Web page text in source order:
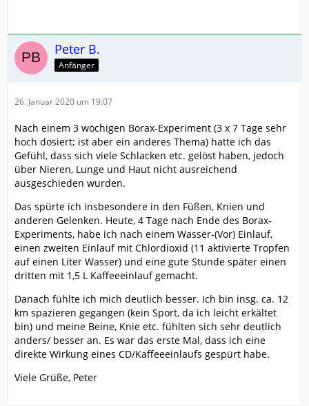
Peter B.
Anfänger
26. Januar 2020 um 19:07
Nach einem 3 wöchigen Borax-Experiment (3 x 7 Tage sehr
hoch dosiert; ist aber ein anderes Thema) hatte ich das
Gefühl, dass sich viele Schlacken etc. gelöst haben, jedoch
über Nieren, Lunge und Haut nicht ausreichend
ausgeschieden wurden.
Das spürte ich insbesondere in den Füßen, Knien und
anderen Gelenken. Heute, 4 Tage nach Ende des Borax-
Experiments, habe ich nach einem Wasser-(Vor) Einlauf,
einen zweiten Einlauf mit Chlordioxid (11 aktivierte Tropfen
auf einen Liter Wasser) und eine gute Stunde später einen
dritten mit 1,5 L Kaffeeeinlauf gemacht.
Danach fühlte ich mich deutlich besser. Ich bin insg. ca. 12
km spazieren gegangen (kein Sport, da ich leicht erkältet
bin) und meine Beine, Knie etc. fühlten sich sehr deutlich
anders/ besser an. Es war das erste Mal, dass ich eine
direkte Wirkung eines CD/Kaffeeeinlaufs gespürt habe.
Viele Grüße, Peter